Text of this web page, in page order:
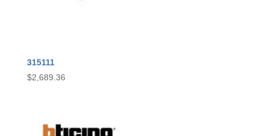
315111
$2,689.36